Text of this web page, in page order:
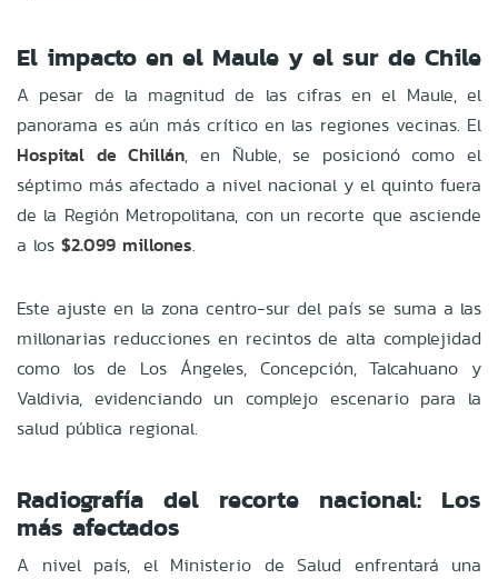
El impacto en el Maule y el sur de Chile
A pesar de la magnitud de las cifras en el Maule, el
panorama es aún más crítico en las regiones vecinas. El
Hospital de Chillán, en Ñuble, se posicionó como el
séptimo más afectado a nivel nacional y el quinto fuera
de la Región Metropolitana, con un recorte que asciende
a los $2.099 millones.
Este ajuste en la zona centro-sur del país se suma a las
millonarias reducciones en recintos de alta complejidad
como los de Los Ángeles, Concepción, Talcahuano y
Valdivia, evidenciando un complejo escenario para la
salud pública regional.
Radiografía del recorte nacional: Los
más afectados
A nivel país, el Ministerio de Salud enfrentará una